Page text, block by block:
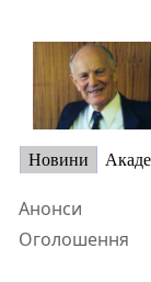
Новини
Анонси
Оголошення